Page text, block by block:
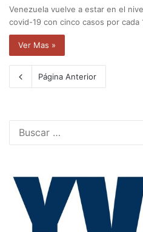
Venezuela vuelve a estar en el
covid-19 con cinco casos por cada
Ver Mas »
Página Anterior